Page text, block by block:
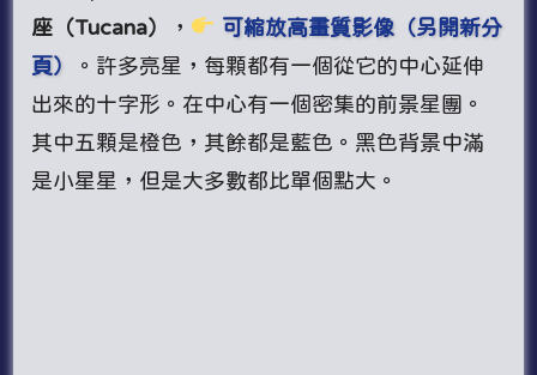
座（Tucana）
，
可縮放高畫質影像（另開新分
頁）
。許多亮星，每顆都有一個從它的中心延伸
出來的十字形。在中心有一個密集的前景星團。
其中五顆是橙色，其餘都是藍色。黑色背景中滿
是小星星，但是大多數都比單個點大。